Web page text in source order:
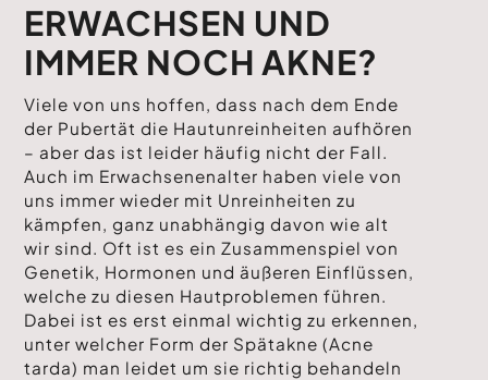
ERWACHSEN UND
IMMER NOCH AKNE?
Viele von uns hoffen, dass nach dem Ende
der Pubertät die Hautunreinheiten aufhören
– aber das ist leider häufig nicht der Fall.
Auch im Erwachsenenalter haben viele von
uns immer wieder mit Unreinheiten zu
kämpfen, ganz unabhängig davon wie alt
wir sind. Oft ist es ein Zusammenspiel von
Genetik, Hormonen und äußeren Einflüssen,
welche zu diesen Hautproblemen führen.
Dabei ist es erst einmal wichtig zu erkennen,
unter welcher Form der Spätakne (Acne
tarda) man leidet um sie richtig behandeln